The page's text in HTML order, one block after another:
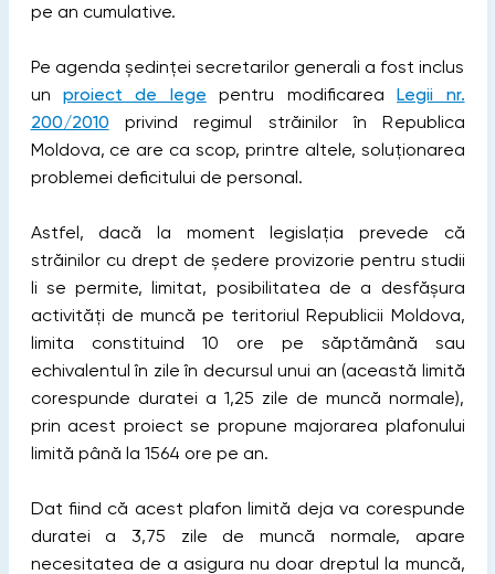
pe an cumulative.
Pe agenda ședinței secretarilor generali a fost inclus
un proiect de lege pentru modificareaLegii nr.
200/2010 privind regimul străinilor în Republica
Moldova, ce are ca scop, printre altele, soluționarea
problemei deficitului de personal.
Astfel, dacă la moment legislația prevede că
străinilor cu drept de ședere provizorie pentru studii
li se permite, limitat, posibilitatea de a desfășura
activități de muncă pe teritoriul Republicii Moldova,
limita constituind 10 ore pe săptămână sau
echivalentul în zile în decursul unui an (această limită
corespunde duratei a 1,25 zile de muncă normale),
prin acest proiect se propune majorarea plafonului
limită până la 1564 ore pe an.
Dat fiind că acest plafon limită deja va corespunde
duratei a 3,75 zile de muncă normale, apare
necesitatea de a asigura nu doar dreptul la muncă,